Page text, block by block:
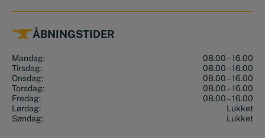
ÅBNINGSTIDER
Mandag:
08.00 – 16.00
Tirsdag:
08.00 – 16.00
Onsdag:
08.00 – 16.00
Torsdag:
08.00 – 16.00
Fredag:
08.00 – 16.00
Lørdag:
Lukket
Søndag:
Lukket